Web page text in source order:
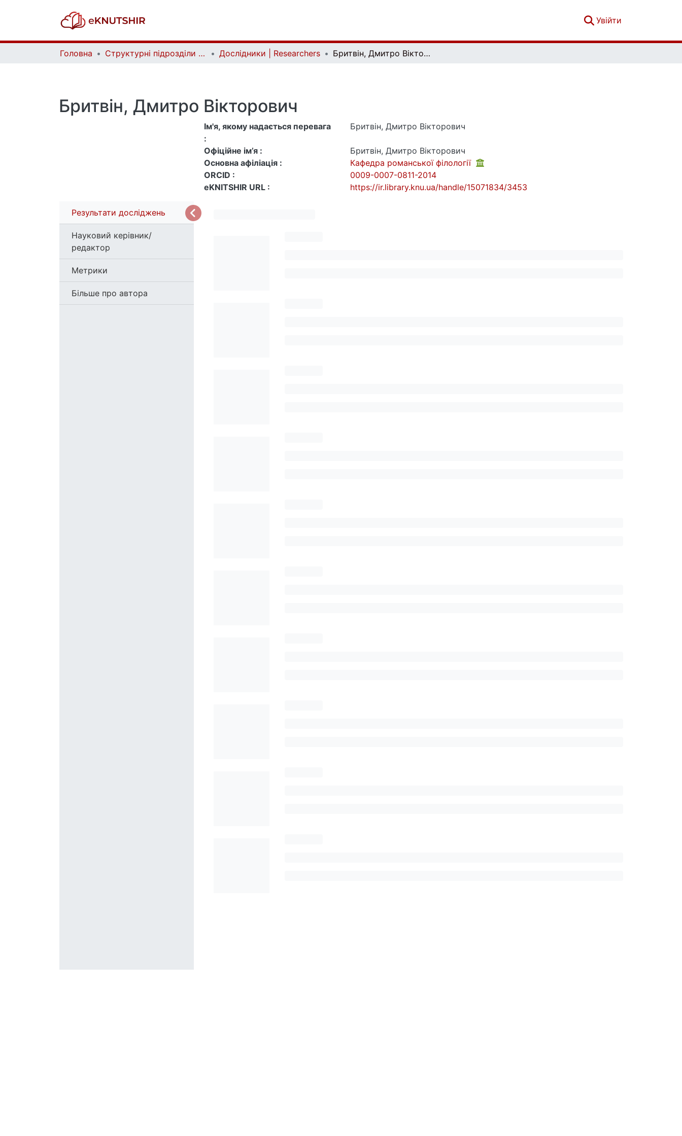
Увійти
Головна Структурні підрозділи Київського національного університету імені Тараса Шевченка та Організації | Faculties, Institutes and Departments of Taras Shevchenko National University of Kyiv and Organizations Дослідники | Researchers Бритвін, Дмитро Вікторович
Бритвін, Дмитро Вікторович
Ім'я, якому надається перевага
:
Бритвін, Дмитро Вікторович
Офіційне ім’я :
Бритвін, Дмитро Вікторович
Основна афіліація :
Кафедра романської філології
ORCID :
0009-0007-0811-2014
eKNITSHIR URL :
https://ir.library.knu.ua/handle/15071834/3453
Результати досліджень
Науковий керівник/
редактор
Метрики
Більше про автора